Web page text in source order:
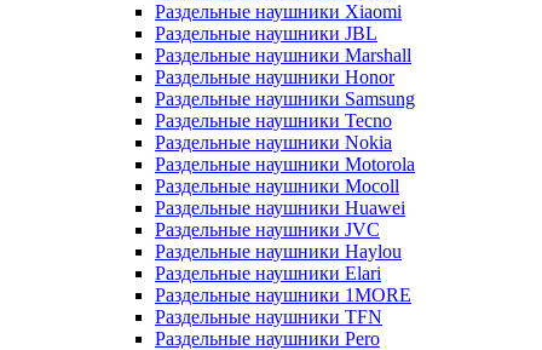
Раздельные наушники Xiaomi
Раздельные наушники JBL
Раздельные наушники Marshall
Раздельные наушники Honor
Раздельные наушники Samsung
Раздельные наушники Tecno
Раздельные наушники Nokia
Раздельные наушники Motorola
Раздельные наушники Mocoll
Раздельные наушники Huawei
Раздельные наушники JVC
Раздельные наушники Haylou
Раздельные наушники Elari
Раздельные наушники 1MORE
Раздельные наушники TFN
Раздельные наушники Pero